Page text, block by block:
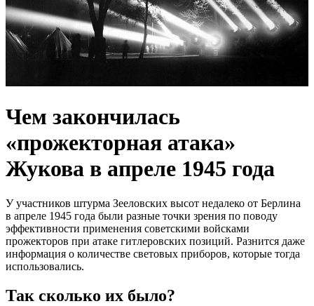
Чем закончилась
«прожекторная атака»
Жукова в апреле 1945 года
У участников штурма Зееловских высот недалеко от Берлина
в апреле 1945 года были разные точки зрения по поводу
эффективности применения советскими войсками
прожекторов при атаке гитлеровских позиций. Разнится даже
информация о количестве световых приборов, которые тогда
использовались.
Так сколько их было?